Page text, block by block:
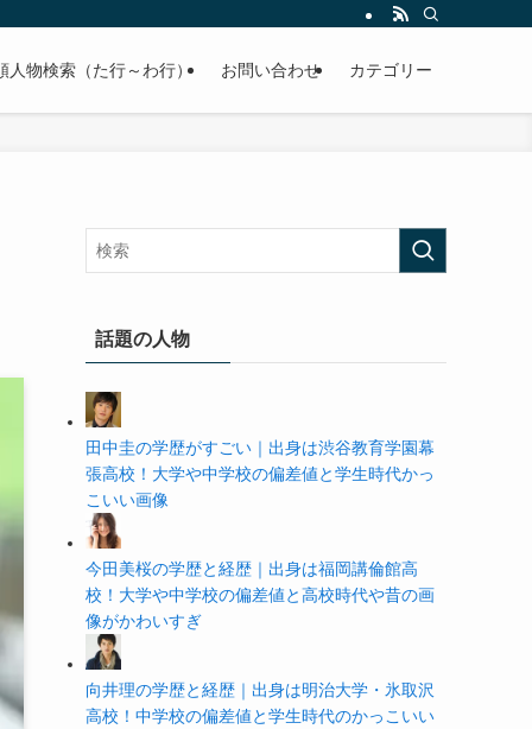
人物検索（た行～わ行） お問い合わせ カテゴリー
話題の人物
田中圭の学歴がすごい｜出身は渋谷教育学園幕
張高校！大学や中学校の偏差値と学生時代かっ
こいい画像
今田美桜の学歴と経歴｜出身は福岡講倫館高
校！大学や中学校の偏差値と高校時代や昔の画
像がかわいすぎ
向井理の学歴と経歴｜出身は明治大学・氷取沢
高校！中学校の偏差値と学生時代のかっこいい